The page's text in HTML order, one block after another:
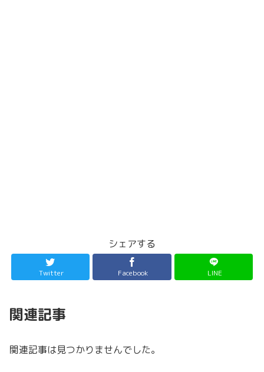
シェアする
Twitter Facebook LINE
関連記事
関連記事は見つかりませんでした。